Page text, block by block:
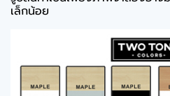
เล็กน้อย